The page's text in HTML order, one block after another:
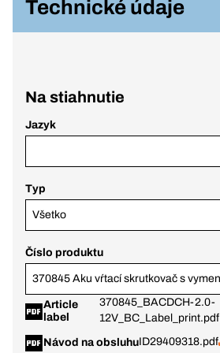
Technické údaje
Na stiahnutie
Jazyk
Typ
Všetko
Číslo produktu
Article
label
370845_BACDCH-2.0-
12V_BC_Label_print.pdf
Návod na obsluhuID29409318.pdf